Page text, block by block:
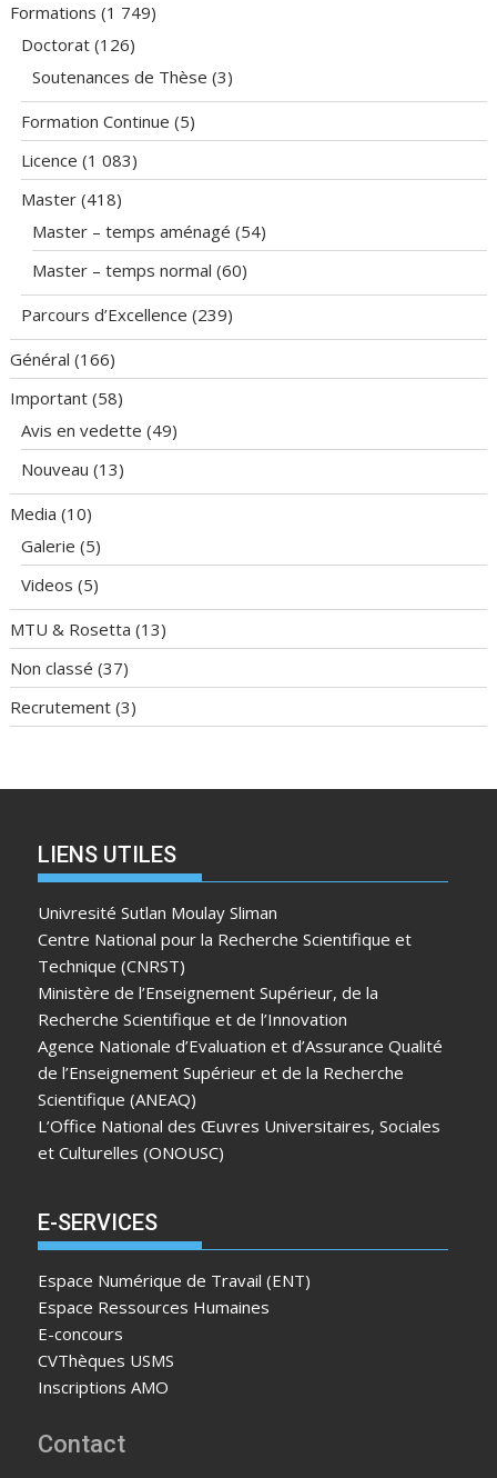
Formations (1 749)
Doctorat (126)
Soutenances de Thèse (3)
Formation Continue (5)
Licence (1 083)
Master (418)
Master – temps aménagé (54)
Master – temps normal (60)
Parcours d’Excellence (239)
Général (166)
Important (58)
Avis en vedette (49)
Nouveau (13)
Media (10)
Galerie (5)
Videos (5)
MTU & Rosetta (13)
Non classé (37)
Recrutement (3)
LIENS UTILES
Univresité Sutlan Moulay Sliman
Centre National pour la Recherche Scientifique et
Technique (CNRST)
Ministère de l’Enseignement Supérieur, de la
Recherche Scientifique et de l’Innovation
Agence Nationale d’Evaluation et d’Assurance Qualité
de l’Enseignement Supérieur et de la Recherche
Scientifique (ANEAQ)
L’Office National des Œuvres Universitaires, Sociales
et Culturelles (ONOUSC)
E-SERVICES
Espace Numérique de Travail (ENT)
Espace Ressources Humaines
E-concours
CVThèques USMS
Inscriptions AMO
Contact